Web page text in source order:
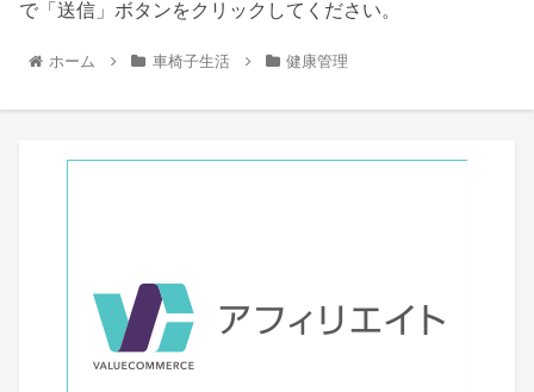
で「送信」ボタンをクリックしてください。
ホーム 車椅子生活 健康管理